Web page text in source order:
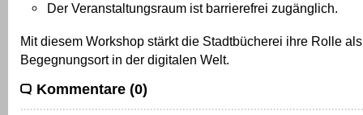
Der Veranstaltungsraum ist barrierefrei zugänglich.
Mit diesem Workshop stärkt die Stadtbücherei ihre Rolle
Begegnungsort in der digitalen Welt.
Kommentare (0)